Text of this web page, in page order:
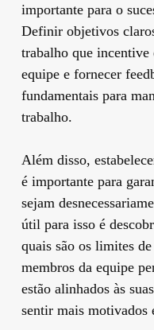
importante para o
Definir objetivos
trabalho que incentive
equipe e fornecer
fundamentais para
trabalho.
Além disso,
é importante para
sejam
útil para isso é
quais são os limites
membros da equipe
estão alinhados às
sentir mais motivados